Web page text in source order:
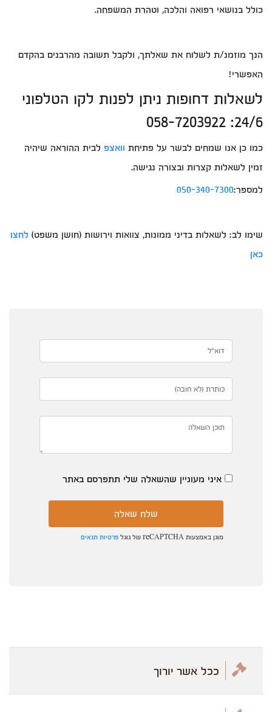
כולל בנושאי רפואה והלכה, וטהרת המשפחה.
הנך מוזמנ/ת לשלוח את שאלתך, ולקבל תשובה מהרבנים בהקדם
האפשרי!
לשאלות דחופות ניתן לפנות לקו הטלפוני
24/6: 058-7203922
כמו כן אנו שמחים לבשר על פתיחת וואצפ לבית ההוראה שיהיה
זמין לשאלות קצרות ובצורה נגישה.
למספר:050-340-7300
שימו לב: לשאלות בדיני ממונות, צוואות וירושות (חושן משפט) לחצו
כאן
איני מעוניין שהשאלה שלי תתפרסם באתר
מוגן באמצעות reCAPTCHA של גוגל פרטיות תנאים
ככל אשר יורוך